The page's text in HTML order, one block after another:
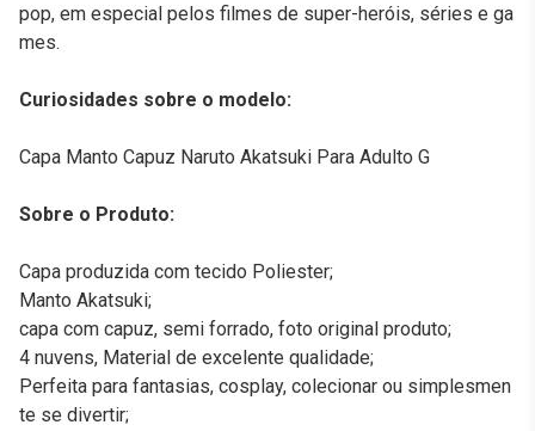
pop, em especial pelos filmes de super-heróis, séries e ga
mes.
Curiosidades sobre o modelo:
Capa Manto Capuz Naruto Akatsuki Para Adulto G
Sobre o Produto:
Capa produzida com tecido Poliester;
Manto Akatsuki;
capa com capuz, semi forrado, foto original produto;
4 nuvens, Material de excelente qualidade;
Perfeita para fantasias, cosplay, colecionar ou simplesmen
te se divertir;